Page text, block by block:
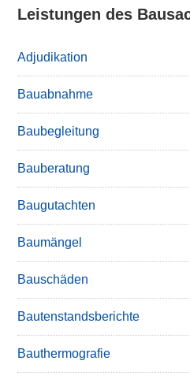
Leistungen des
Adjudikation
Bauabnahme
Baubegleitung
Bauberatung
Baugutachten
Baumängel
Bauschäden
Bautenstandsberichte
Bauthermografie